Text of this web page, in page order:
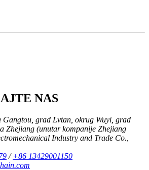
NAS
Gangtou, grad Lvtan, okrug Wuyi, grad
Zhejiang (unutar kompanije Zhejiang
Industry and Trade Co.,
/+86 13429001150